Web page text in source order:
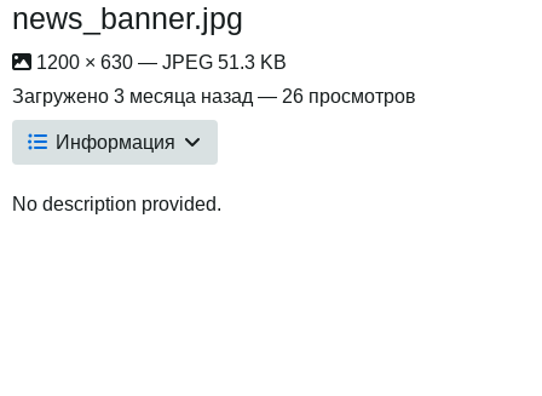
news_banner.jpg
1200 × 630 — JPEG 51.3 KB
Загружено 3 месяца назад — 26 просмотров
Информация
No description provided.